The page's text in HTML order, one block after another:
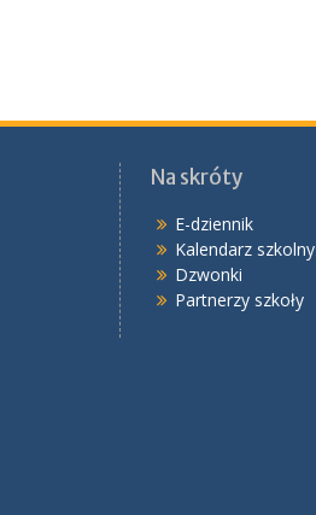
Na skróty
E-dziennik
Kalendarz szkolny
Dzwonki
Partnerzy szkoły